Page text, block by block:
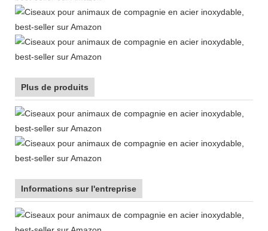
Plus de produits
Informations sur l'entreprise